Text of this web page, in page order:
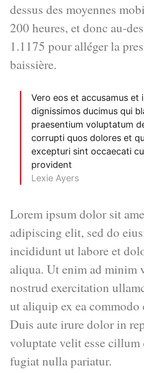
dessus des moyennes
200 heures, et donc au-
1.1175 pour alléger la
baissière.
Vero eos et accusamus et
dignissimos ducimus qui
praesentium voluptatum
corrupti quos dolores et
excepturi sint occaecati
provident
Lexie Ayers
Lorem ipsum dolor sit
adipiscing elit, sed do
incididunt ut labore et
aliqua. Ut enim ad minim
nostrud exercitation
ut aliquip ex ea commodo
Duis aute irure dolor in
voluptate velit esse cillum
fugiat nulla pariatur.